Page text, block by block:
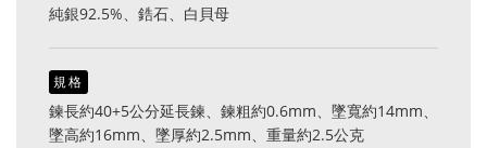
純銀92.5%、鋯石、白貝母
規格
鍊長約40+5公分延長鍊、鍊粗約0.6mm、墜寬約14mm、
墜高約16mm、墜厚約2.5mm、重量約2.5公克